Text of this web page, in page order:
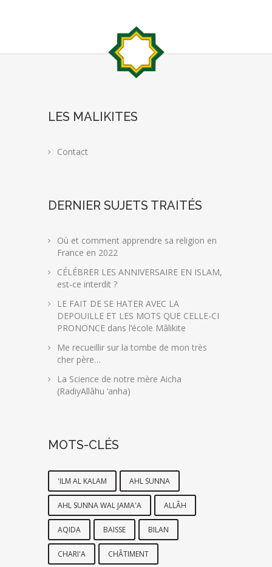
LES MALIKITES
Contact
DERNIER SUJETS TRAITÉS
Où et comment apprendre sa religion en
France en 2022
CÉLÉBRER LES ANNIVERSAIRE EN ISLAM,
est-ce interdit ?
LE FAIT DE SE HATER AVEC LA
DEPOUILLE ET LES MOTS QUE CELLE-CI
PRONONCE dans l’école Mâlikite
Me recueillir sur la tombe de mon très
cher père…
La Science de notre mère Aicha
(RadiyAllâhu ‘anha)
MOTS-CLÉS
'ILM AL KALAM AHL SUNNA
AHL SUNNA WAL JAMA'A ALLÂH
AQIDA BAISSE BILAN
CHARI'A CHÂTIMENT